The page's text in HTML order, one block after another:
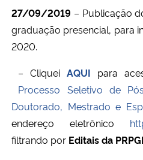
Ministério do Meio Ambiente
Ministério do Desenvolvimento Regional
Controladoria-Geral da União
27/09/2019 – Publicação
graduação presencial, para
2020.
– Cliquei AQUI para
Processo Seletivo de
Doutorado, Mestrado e
endereço eletrônico
filtrando por Editais da